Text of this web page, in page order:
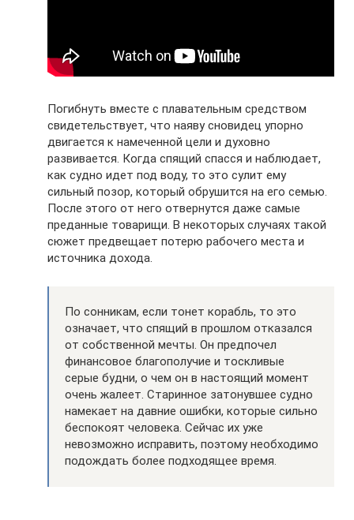
Погибнуть вместе с плавательным средством
свидетельствует, что наяву сновидец упорно
двигается к намеченной цели и духовно
развивается. Когда спящий спасся и наблюдает,
как судно идет под воду, то это сулит ему
сильный позор, который обрушится на его семью.
После этого от него отвернутся даже самые
преданные товарищи. В некоторых случаях такой
сюжет предвещает потерю рабочего места и
источника дохода.
По сонникам, если тонет корабль, то это
означает, что спящий в прошлом отказался
от собственной мечты. Он предпочел
финансовое благополучие и тоскливые
серые будни, о чем он в настоящий момент
очень жалеет. Старинное затонувшее судно
намекает на давние ошибки, которые сильно
беспокоят человека. Сейчас их уже
невозможно исправить, поэтому необходимо
подождать более подходящее время.